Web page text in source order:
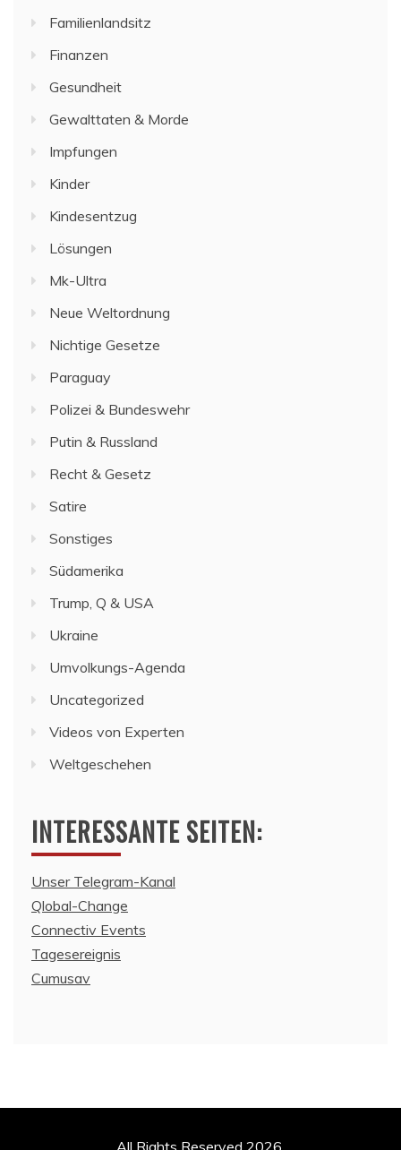
Familienlandsitz
Finanzen
Gesundheit
Gewalttaten & Morde
Impfungen
Kinder
Kindesentzug
Lösungen
Mk-Ultra
Neue Weltordnung
Nichtige Gesetze
Paraguay
Polizei & Bundeswehr
Putin & Russland
Recht & Gesetz
Satire
Sonstiges
Südamerika
Trump, Q & USA
Ukraine
Umvolkungs-Agenda
Uncategorized
Videos von Experten
Weltgeschehen
INTERESSANTE SEITEN:
Unser Telegram-Kanal
Qlobal-Change
Connectiv Events
Tagesereignis
Cumusav
All Rights Reserved 2026.